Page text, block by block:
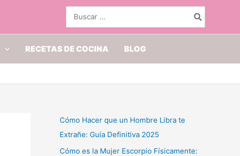
por:
RECETAS DE COCINA BLOG
Cómo Hacer que un Hombre Libra te
Extrañe: Guía Definitiva 2025
Cómo es la Mujer Escorpio Físicamente: